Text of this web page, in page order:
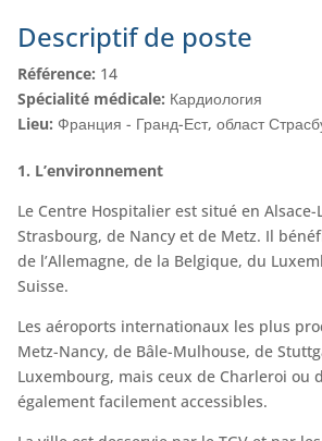
Descriptif de poste
Référence: 14
Spécialité médicale: Кардиология
Lieu: Франция - Гранд-Ест, област
1. L’environnement
Le Centre Hospitalier est situé en
Strasbourg, de Nancy et de Metz. Il
de l’Allemagne, de la Belgique, du
Suisse.
Les aéroports internationaux les plus
Metz-Nancy, de Bâle-Mulhouse, de
Luxembourg, mais ceux de Charleroi ou
également facilement accessibles.